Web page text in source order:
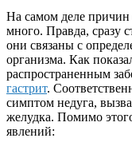
На самом деле причин
много. Правда, сразу
они связаны с
организма. Как
распространенным
гастрит.
симптом недуга,
желудка. Помимо
явлений: